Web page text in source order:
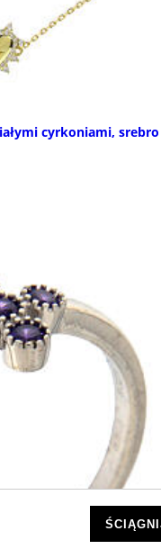
cyrkoniami, srebro